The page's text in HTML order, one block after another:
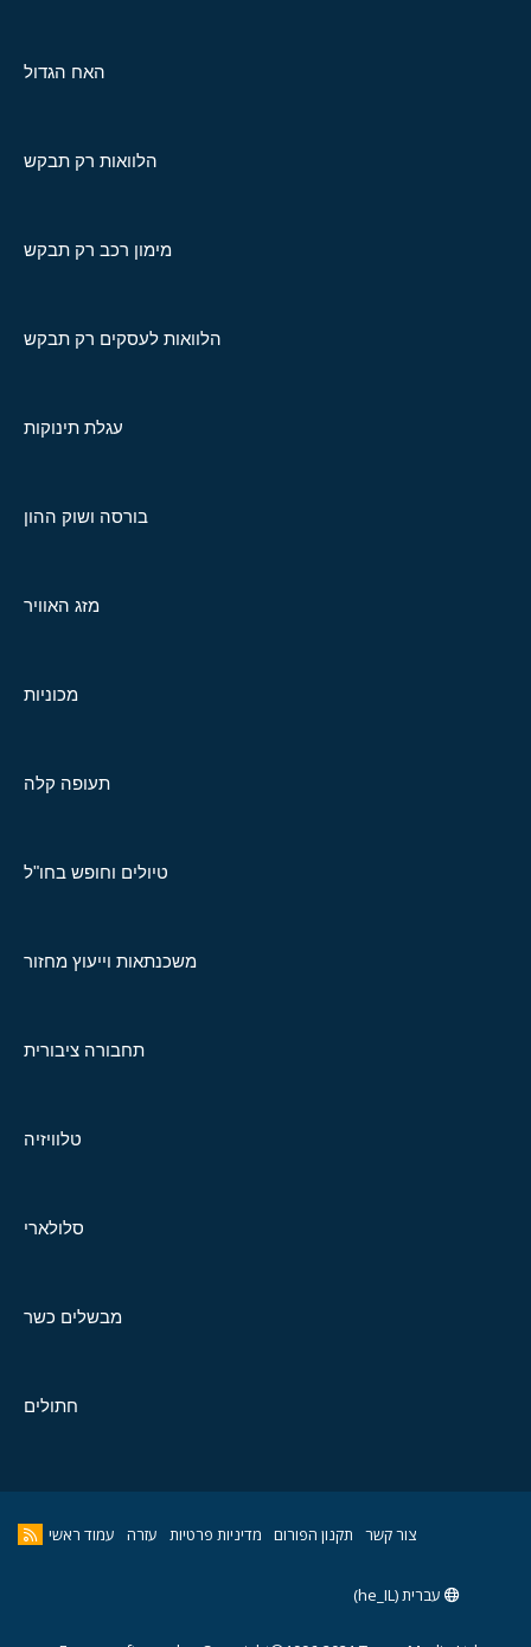
האח הגדול
הלוואות רק תבקש
מימון רכב רק תבקש
הלוואות לעסקים רק תבקש
עגלת תינוקות
בורסה ושוק ההון
מזג האוויר
מכוניות
תעופה קלה
טיולים וחופש בחו"ל
משכנתאות וייעוץ מחזור
תחבורה ציבורית
טלוויזיה
סלולארי
מבשלים כשר
חתולים
צור קשר תקנון הפורום מדיניות פרטיות עזרה עמוד ראשי
עברית (he_IL)